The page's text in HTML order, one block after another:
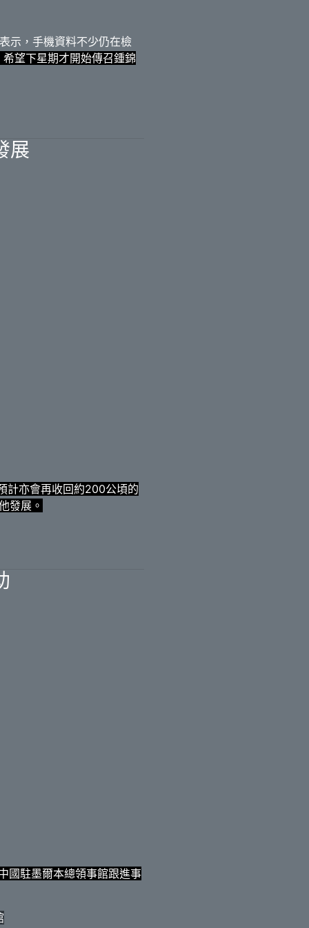
示，手機資料不少仍在檢
望下星期才開始傳召鍾錦
展
計亦會再收回約200公頃的
發展。
國駐墨爾本總領事館跟進事